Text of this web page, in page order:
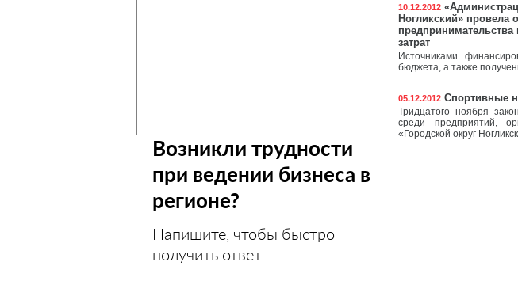
Возникли трудности
при ведении бизнеса в
регионе?
Напишите, чтобы быстро
получить ответ
10.12.2012
Ногликский» провела
затрат
Источниками
бюджета, а также
05.12.2012 Спортивные
Тридцатого ноября
среди предприятий,
«Городской округ